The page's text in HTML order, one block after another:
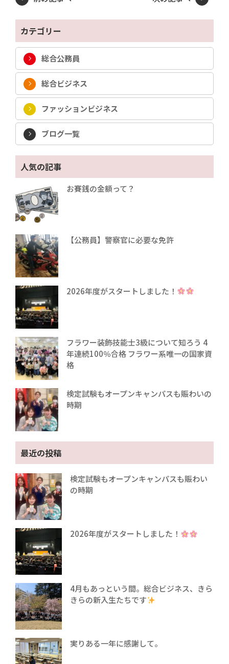
カテゴリー
総合公務員
総合ビジネス
ファッションビジネス
ブログ一覧
人気の記事
お賽銭の金額って？
【公務員】警察官に必要な免許
2026年度がスタートしました！
フラワー装飾技能士3級について知ろう 4
年連続100％合格 フラワー系唯一の国家資
格
検定試験もオープンキャンパスも賑わいの
時期
最近の投稿
検定試験もオープンキャンパスも賑わい
の時期
2026年度がスタートしました！
4月もあっという間。総合ビジネス、きら
きらの新入生たちです
実りある一年に感謝して。